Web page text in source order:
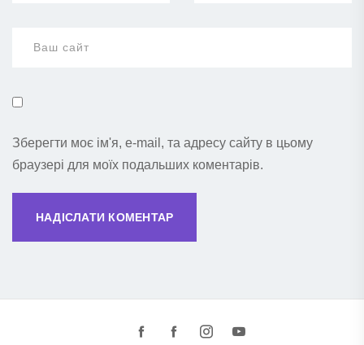
Зберегти моє ім'я, e-mail, та адресу сайту в цьому
браузері для моїх подальших коментарів.